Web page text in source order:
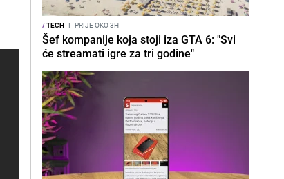
/TECH I PRIJE OKO 3H
Šef kompanije koja stoji iza GTA 6: "Svi
će streamati igre za tri godine"